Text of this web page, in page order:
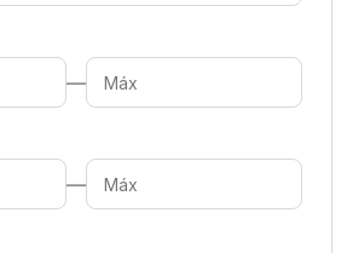
—
—